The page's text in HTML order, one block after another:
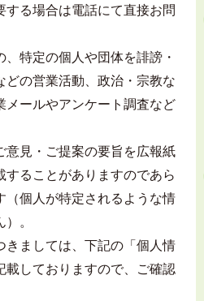
する場合は電話にて直接お問
特定の個人や団体を誹謗・
どの営業活動、政治・宗教な
メールやアンケート調査など
意見・ご提案の要旨を広報紙
することがありますのであら
（個人が特定されるような情
。
きましては、下記の「個人情
載しておりますので、ご確認